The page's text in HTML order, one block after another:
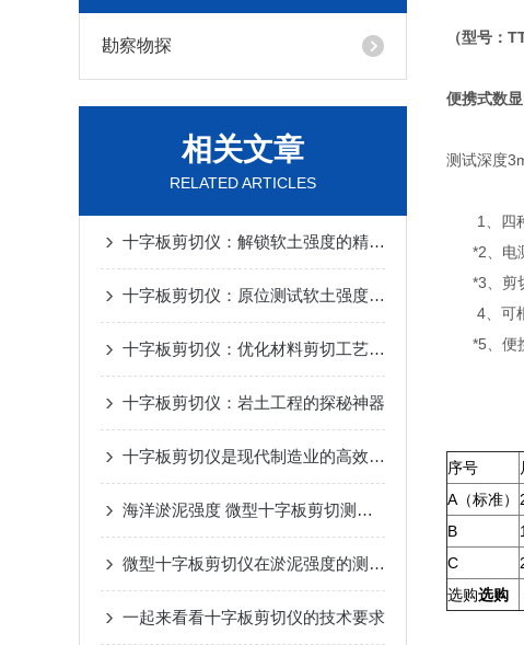
勘察物探
相关文章
RELATED ARTICLES
十字板剪切仪：解锁软土强度的精准密钥
十字板剪切仪：原位测试软土强度的“精准探针”
十字板剪切仪：优化材料剪切工艺的理想选择
十字板剪切仪：岩土工程的探秘神器
十字板剪切仪是现代制造业的高效切割工具
海洋淤泥强度 微型十字板剪切测定法
微型十字板剪切仪在淤泥强度的测定时所用方法的建议
一起来看看十字板剪切仪的技术要求
（型号：
便携式数
测试深度
1、四种
*2、电测
*3、剪切
4、可根
*5、便携
序号
A（标准）
B
C
选购选购